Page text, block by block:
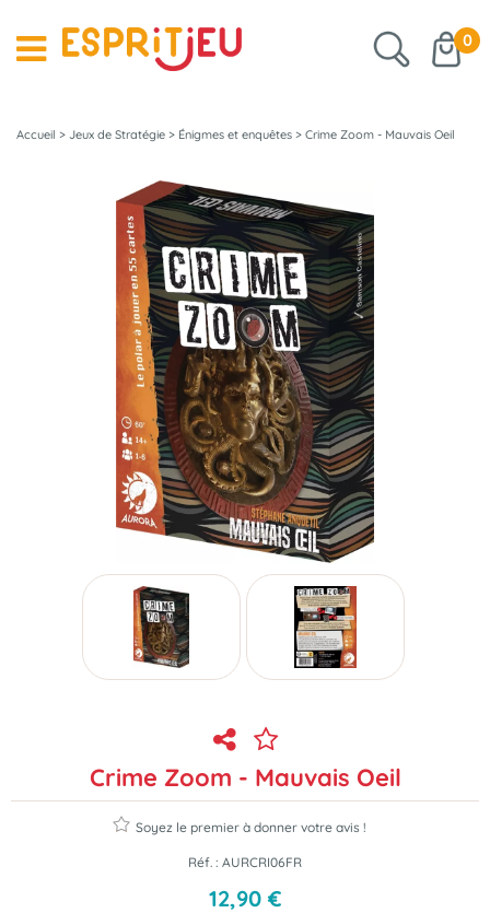
0
Accueil > Jeux de Stratégie > Énigmes et enquêtes > Crime Zoom - Mauvais Oeil
Crime Zoom - Mauvais Oeil
Soyez le premier à donner votre avis !
Réf. : AURCRI06FR
12,90 €